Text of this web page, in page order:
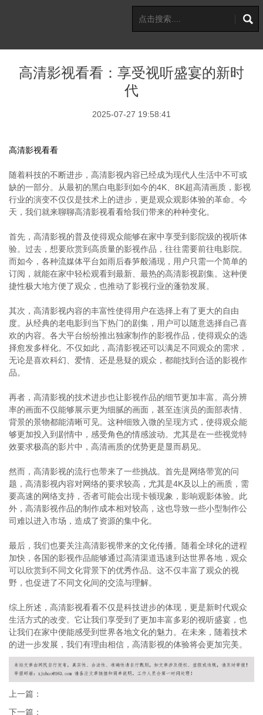
高清影视看看：享受视听盛宴的新时
代
2025-07-27 19:58:41
高清影视看看
随着科技的不断进步，高清影视内容已经成为现代人生活中不可或
缺的一部分。从最初的黑白电影到如今的4K、8K超高清画质，影视
行业的演变不仅仅是技术上的进步，更是观众观影体验的革命。今
天，我们就来聊聊高清影视看看给我们带来的种种变化。
首先，高清影视的普及使得观众能够在家中享受到影院级的视听体
验。过去，想要欣赏到高质量的影视作品，往往需要前往电影院。
而如今，各种流媒体平台如雨后春笋般涌现，用户只需一个简单的
订阅，就能在家中轻松观看到最新、最热的高清影视剧集。这种便
捷性极大地方便了观众，也推动了影视行业的蓬勃发展。
其次，高清影视内容的丰富性使得用户在选择上有了更大的自由
度。从经典的老电影到当下热门的剧集，用户可以随意选择自己喜
欢的内容。各大平台纷纷推出独家制作的影视作品，使得观众的选
择愈发多样化。不仅如此，高清影视还可以满足不同观众的需求，
无论是喜欢科幻、爱情、还是悬疑的观众，都能找到合适的影视作
品。
再者，高清影视的技术进步也让影视作品的细节更加丰富。高分辨
率的画面不仅能够展示更为细腻的画面，甚至连演员的面部表情、
背景的景物都能清晰可见。这种细致入微的呈现方式，使得观众能
够更加投入到剧情中，感受角色的情感波动。尤其是在一些视觉特
效要求极高的影片中，高清画质的优势更是显而易见。
然而，高清影视的流行也带来了一些挑战。首先是网络带宽的问
题，高清影视内容对网络的要求较高，尤其是4K及以上的画质，需
要高速的网络支持，否者可能会出现卡顿现象，影响观影体验。此
外，高清影视作品的制作成本相对较高，这也导致一些小型制作公
司难以进入市场，造成了资源的集中化。
最后，我们也要关注高清影视带来的文化传播。随着全球化的进程
加快，各国的影视作品能够通过高清渠道迅速到达世界各地，观众
可以欣赏到不同文化背景下的优秀作品。这不仅丰富了观众的视
野，也促进了不同文化间的交流与理解。
综上所述，高清影视看看不仅是科技进步的体现，更是新时代观众
生活方式的改变。它让我们享受到了更加丰富多彩的视听盛宴，也
让我们在家中便能感受到世界各地文化的魅力。在未来，随着技术
的进一步发展，我们有理由相信，高清影视的体验将会更加完美。
上一篇：
下一篇：